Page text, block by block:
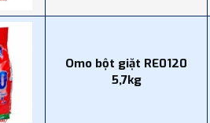
Omo bột giặt RE0120
5,7kg